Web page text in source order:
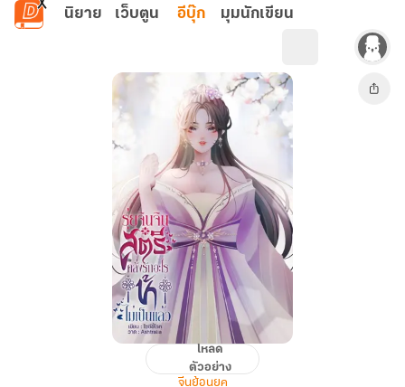
ข้ามไปยังเนื้อหาหลัก
นิยาย เว็บตูน อีบุ๊ก มุมนักเขียน
โหลด
ตัวอย่าง
จีนย้อนยุค